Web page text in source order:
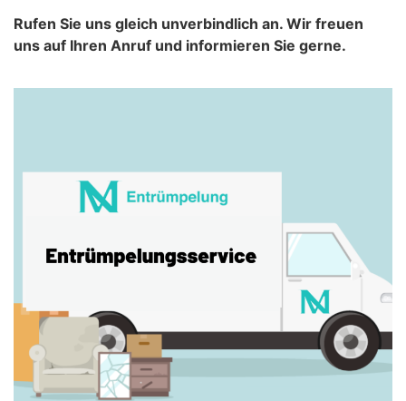
Rufen Sie uns gleich unverbindlich an. Wir freuen
uns auf Ihren Anruf und informieren Sie gerne.